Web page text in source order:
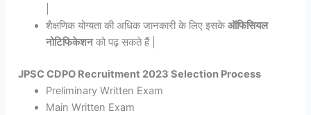
शैक्षणिक योग्यता की अधिक जानकारी के लिए इसकेऑफिसियल
नोटिफिकेशनको पढ़ सकते हैं |
JPSC CDPO Recruitment 2023 Selection Process
Preliminary Written Exam
Main Written Exam